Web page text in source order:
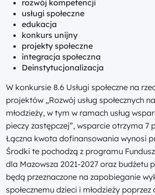
rozwój kompetencji
usługi społeczne
edukacja
konkurs unijny
projekty społeczne
integracja społeczna
Deinstytucjonalizacja
W konkursie 8.6 Usługi społeczne na
projektów „Rozwój usług społecznych
młodzieży, w tym w ramach usług
pieczy zastępczej”, wsparcie otrzyma 7
Łączna kwota dofinansowania wynosi
Środki te pochodzą z programu
dla Mazowsza 2021-2027 oraz budżetu
będą przeznaczone na zapobieganie
społecznemu dzieci i młodzieży poprzez